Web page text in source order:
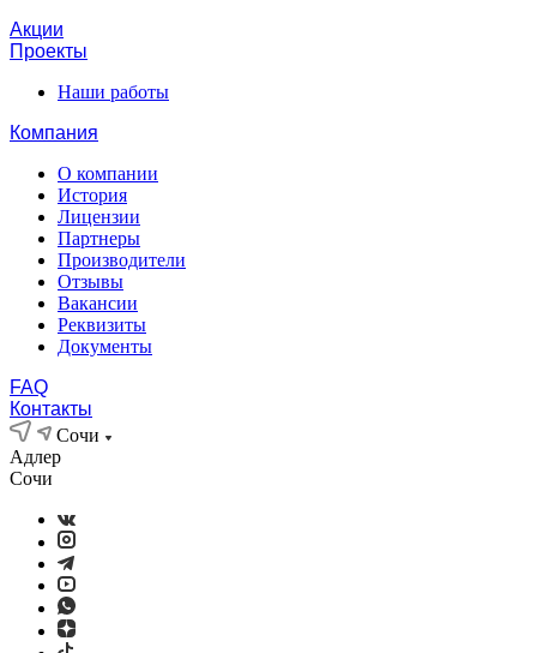
Акции
Проекты
Наши работы
Компания
О компании
История
Лицензии
Партнеры
Производители
Отзывы
Вакансии
Реквизиты
Документы
FAQ
Контакты
Сочи
Адлер
Сочи